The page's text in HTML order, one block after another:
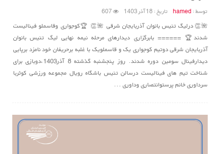
توسط : hamed تاریخ : 18 آذر 1403
🌺👏درلیگ تنیس بانوان آذربایجان شرقی 🌺👏 🏆کوجواری وقاسملو فینالیست
شدند🏆 ====== بابرگزاری دیدارهای مرحله نیمه نهایی لیگ تنیس بانوان
آذربایجان شرقی دوتیم کوجواری یک و قاسملویک با غلبه برحریفان خود نامزد برپایی
دیدارفینال سومین دوره شدند. روز پنجشنبه گذشته 8 آذر1403،دوبازی برای
شناخت تیم های فینالیست درسالن تنیس باشگاه رویال مجموعه ورزشی کوثربا
سرداوری خانم پرستوانتصاری وداوری ...